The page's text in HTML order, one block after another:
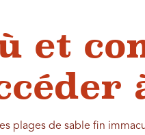
et
plages de sable fin